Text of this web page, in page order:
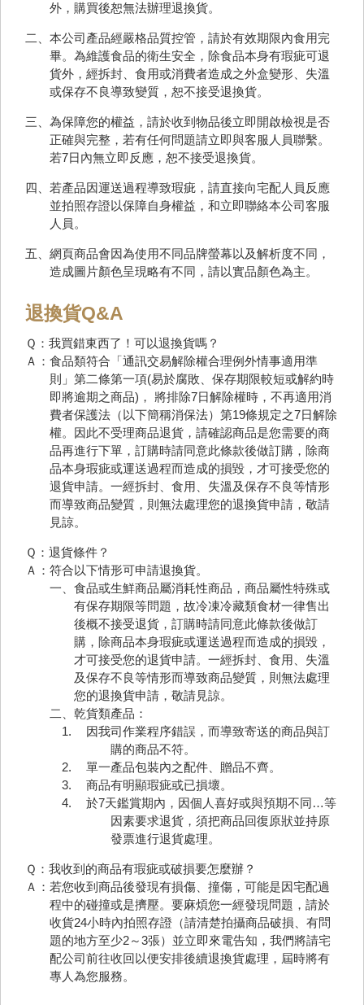
外，購買後恕無法辦理退換貨。
二、本公司產品經嚴格品質控管，請於有效期限內食用完
畢。為維護食品的衛生安全，除食品本身有瑕疵可退
貨外，經拆封、食用或消費者造成之外盒變形、失溫
或保存不良導致變質，恕不接受退換貨。
三、為保障您的權益，請於收到物品後立即開啟檢視是否
正確與完整，若有任何問題請立即與客服人員聯繫。
若7日內無立即反應，恕不接受退換貨。
四、若產品因運送過程導致瑕疵，請直接向宅配人員反應
並拍照存證以保障自身權益，和立即聯絡本公司客服
人員。
五、網頁商品會因為使用不同品牌螢幕以及解析度不同，
造成圖片顏色呈現略有不同，請以實品顏色為主。
退換貨Q&A
Ｑ：我買錯東西了！可以退換貨嗎？
Ａ：食品類符合「通訊交易解除權合理例外情事適用準
則」第二條第一項(易於腐敗、保存期限較短或解約時
即將逾期之商品)， 將排除7日解除權時，不再適用消
費者保護法（以下簡稱消保法）第19條規定之7日解除
權。因此不受理商品退貨，請確認商品是您需要的商
品再進行下單，訂購時請同意此條款後做訂購，除商
品本身瑕疵或運送過程而造成的損毀，才可接受您的
退貨申請。一經拆封、食用、失溫及保存不良等情形
而導致商品變質，則無法處理您的退換貨申請，敬請
見諒。
Ｑ：退貨條件？
Ａ：符合以下情形可申請退換貨。
一、食品或生鮮商品屬消耗性商品，商品屬性特殊或
有保存期限等問題，故冷凍冷藏類食材一律售出
後概不接受退貨，訂購時請同意此條款後做訂
購，除商品本身瑕疵或運送過程而造成的損毀，
才可接受您的退貨申請。一經拆封、食用、失溫
及保存不良等情形而導致商品變質，則無法處理
您的退換貨申請，敬請見諒。
二、乾貨類產品：
因我司作業程序錯誤，而導致寄送的商品與訂
購的商品不符。
單一產品包裝內之配件、贈品不齊。
商品有明顯瑕疵或已損壞。
於7天鑑賞期內，因個人喜好或與預期不同…等
因素要求退貨，須把商品回復原狀並持原
發票進行退貨處理。
Ｑ：我收到的商品有瑕疵或破損要怎麼辦？
Ａ：若您收到商品後發現有損傷、撞傷，可能是因宅配過
程中的碰撞或是擠壓。要麻煩您一經發現問題，請於
收貨24小時內拍照存證（請清楚拍攝商品破損、有問
題的地方至少2～3張）並立即來電告知，我們將請宅
配公司前往收回以便安排後續退換貨處理，屆時將有
專人為您服務。